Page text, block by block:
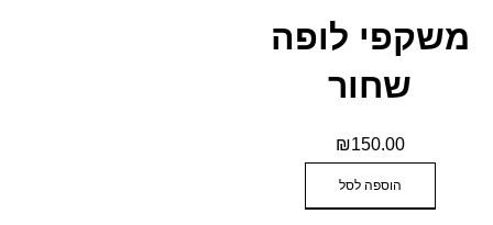
משקפי לופה
שחור
₪150.00
הוספה לסל